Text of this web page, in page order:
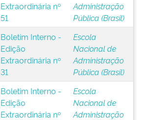
Extraordinária nº
51
Administração
Pública (Brasil)
Boletim Interno -
Edição
Extraordinária nº
31
Escola
Nacional de
Administração
Pública (Brasil)
Boletim Interno -
Edição
Extraordinária nº
Escola
Nacional de
Administração